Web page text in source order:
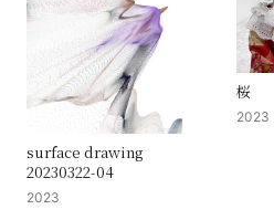
surface drawing
20230322-04
2023
桜
2023